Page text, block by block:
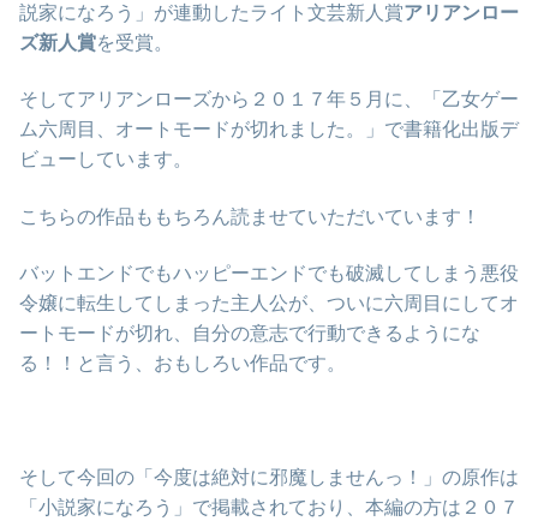
説家になろう」が連動したライト文芸新人賞アリアンロー
ズ新人賞を受賞。
そしてアリアンローズから２０１７年５月に、「乙女ゲー
ム六周目、オートモードが切れました。」で書籍化出版デ
ビューしています。
こちらの作品ももちろん読ませていただいています！
バットエンドでもハッピーエンドでも破滅してしまう悪役
令嬢に転生してしまった主人公が、ついに六周目にしてオ
ートモードが切れ、自分の意志で行動できるようにな
る！！と言う、おもしろい作品です。
そして今回の「今度は絶対に邪魔しませんっ！」の原作は
「小説家になろう」で掲載されており、本編の方は２０７